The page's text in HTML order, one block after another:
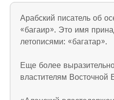
Арабский писатель об
«багаир». Это имя
летописями: «багатар».
Еще более
властителям Восточной